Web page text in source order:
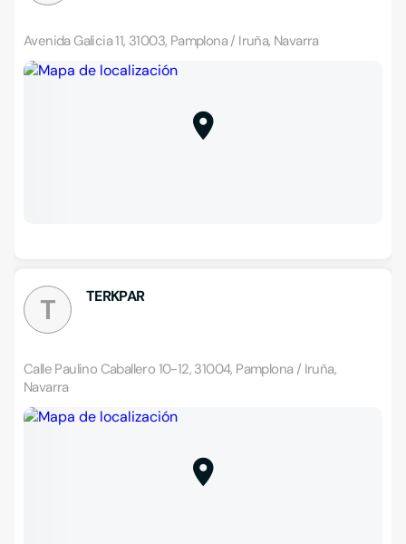
Avenida Galicia 11, 31003, Pamplona / Iruña, Navarra
T TERKPAR
Calle Paulino Caballero 10-12, 31004, Pamplona / Iruña,
Navarra